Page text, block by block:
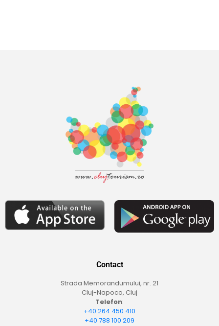
Contact
Strada Memorandumului, nr. 21
Cluj-Napoca, Cluj
Telefon:
+40 264 450 410
+40 788 100 209